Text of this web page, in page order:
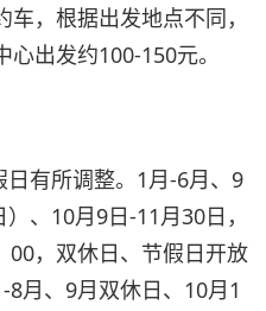
，根据出发地点不同，
出发约100-150元。
有所调整。1月-6月、9
、10月9日-11月30日，
00，双休日、节假日开放
月、9月双休日、10月1